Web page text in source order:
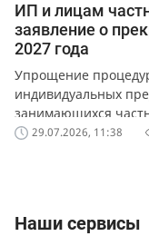
ИП и лицам
заявление о
2027 года
Упрощение
индивидуальных
занимающихся
29.07.2026, 11:38
Наши сервисы